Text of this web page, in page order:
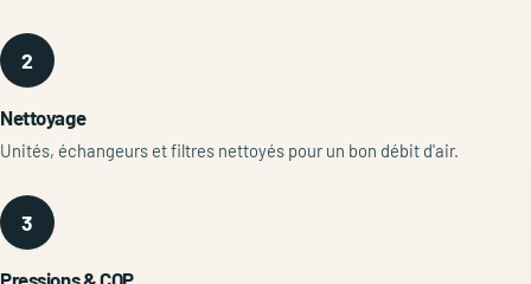
2
Nettoyage
Unités, échangeurs et filtres nettoyés pour un bon débit d'air.
3
Pressions & COP